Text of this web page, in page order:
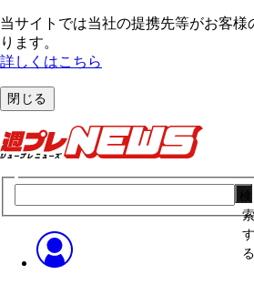
当サイトでは当社の提携先等がお客
ります。
詳しくはこちら
閉じる
す
る